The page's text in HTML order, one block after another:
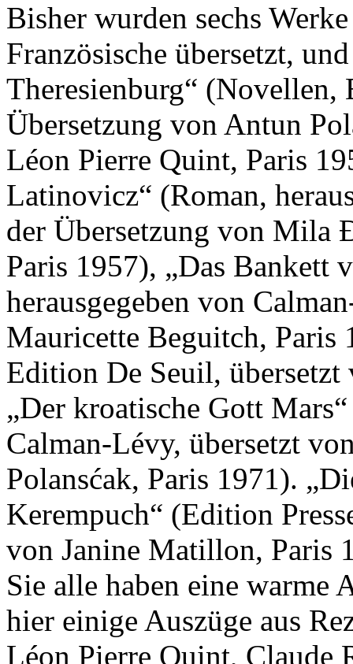
Bisher wurden sechs
Französische übersetzt,
Theresienburg“
Übersetzung von Antun
Léon Pierre Quint, Paris
Latinovicz“ (Roman,
der Übersetzung von Mila
Paris 1957), „Das Bankett
herausgegeben von
Mauricette Beguitch, Paris
Edition De Seuil,
„Der kroatische Gott
Calman-Lévy, übersetzt
Polansćak, Paris 1971).
Kerempuch“ (Edition
von Janine Matillon, Paris
Sie alle haben eine warme
hier einige Auszüge aus
Léon Pierre Quint, Claude